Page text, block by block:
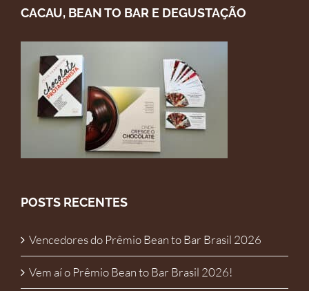
CACAU, BEAN TO BAR E DEGUSTAÇÃO
POSTS RECENTES
Vencedores do Prêmio Bean to Bar Brasil 2026
Vem aí o Prêmio Bean to Bar Brasil 2026!